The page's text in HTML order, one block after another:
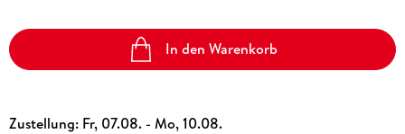
In den Warenkorb
Zustellung: Fr, 07.08. - Mo, 10.08.